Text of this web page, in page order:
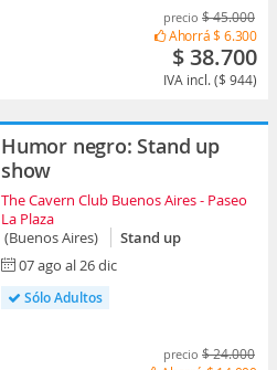
precio $ 45.000
Ahorrá$ 6.300
$ 38.700
IVA incl. ($ 944)
Humor negro: Stand up
show
The Cavern Club Buenos Aires - Paseo
La Plaza
(Buenos Aires)
Stand up
07 ago al 26 dic
Sólo Adultos
precio $ 24.000